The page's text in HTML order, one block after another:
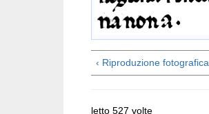
‹ Riproduzione fotografica
letto 527 volte